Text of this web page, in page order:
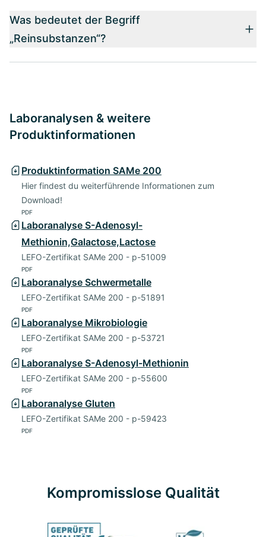
Was bedeutet der Begriff
„Reinsubstanzen“?
Laboranalysen & weitere
Produktinformationen
Produktinformation SAMe 200
Hier findest du weiterführende Informationen zum
Download!
PDF
Laboranalyse S-Adenosyl-
Methionin,Galactose,Lactose
LEFO-Zertifikat SAMe 200 - p-51009
PDF
Laboranalyse Schwermetalle
LEFO-Zertifikat SAMe 200 - p-51891
PDF
Laboranalyse Mikrobiologie
LEFO-Zertifikat SAMe 200 - p-53721
PDF
Laboranalyse S-Adenosyl-Methionin
LEFO-Zertifikat SAMe 200 - p-55600
PDF
Laboranalyse Gluten
LEFO-Zertifikat SAMe 200 - p-59423
PDF
Kompromisslose Qualität